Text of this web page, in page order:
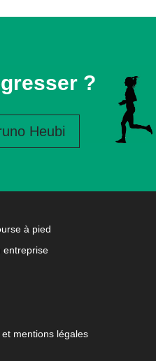
?
Heubi
à pied
entreprise
mentions légales